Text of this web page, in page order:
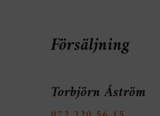
Försäljning
Torbjörn Åström